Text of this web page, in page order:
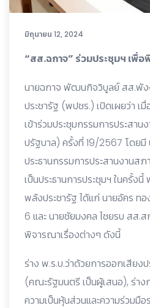
มิถุนายน 12, 2024
“สส.ฉกาจ” ร่วมประชุมฯ เพื่อ
นายฉกาจ พัฒนกิจวิบูลย์ สส.พัง
ประชารัฐ (พปชร.) เปิดเผยว่า เ
เข้าร่วมประชุมกรรมการประสา
ปรัฐบาล) ครั้งที่ 19/2567 โดย
ประธานกรรมการประสานงานส
เป็นประธานการประชุมฯ ในครั้ง
พลังประชารัฐ ได้แก่ นายอัคร ท
6 และ นายชัยมงคล ไชยรบ สส.
พิจารณาเรื่องต่างๆ ดังนี้
ร่าง พ.ร.บ.ว่าด้วยการออกเสียง
(คณะรัฐมนตรี เป็นผู้เสนอ), ร่า
ความเป็นหุ้นส่วนและความร่วมมื